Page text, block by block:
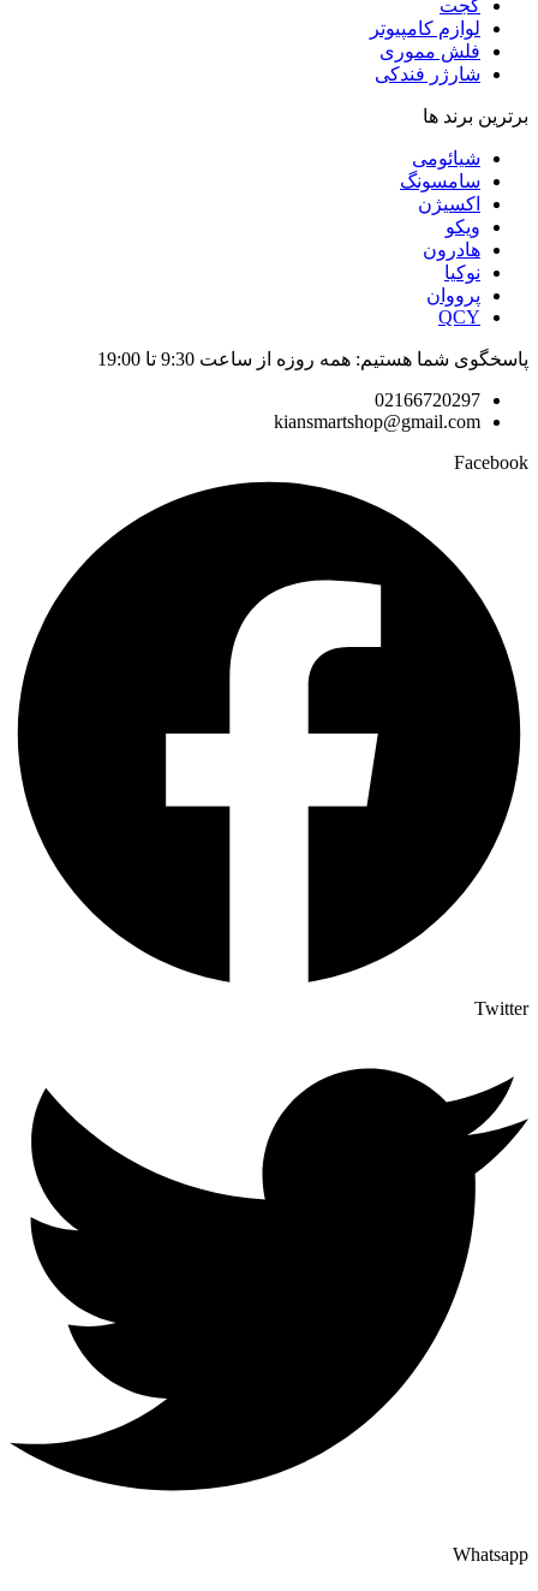
گجت
لوازم کامپیوتر
فلش مموری
شارژر فندکی
برترین برند ها
شیائومی
سامسونگ
اکسیژن
ویکو
هادرون
نوکیا
پرووان
QCY
پاسخگوی شما هستیم: همه روزه از ساعت 9:30 تا 19:00
02166720297
kiansmartshop@gmail.com
Facebook
Twitter
Whatsapp